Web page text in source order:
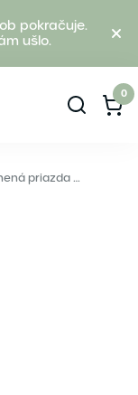
pokračuje.
ušlo.
0
Bavlnená priazda YarnArt ECO cotton 775 ružová sýta